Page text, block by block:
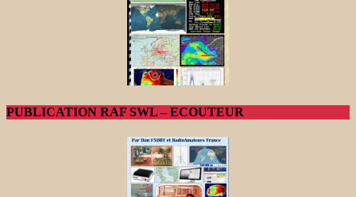
PUBLICATION RAF SWL – ECOUTEUR